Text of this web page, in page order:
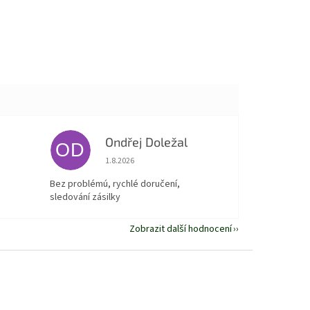
z 5 hvězdiček.OD Ondřej Doležal
Hodnocení obchodu je 5 z 5 hvězdiček.
1.8.2026
Bez problémú, rychlé doručení,
sledování zásilky
Zobrazit další hodnocení